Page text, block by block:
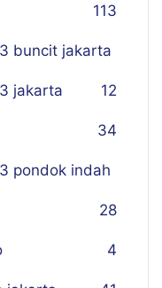
113
buncit jakarta
12
jakarta
34
pondok indah
28
4